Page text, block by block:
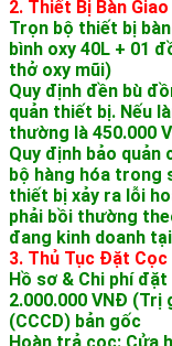
2. Thiết Bị Bàn
Trọn bộ thiết bị
bình oxy 40L + 01
thở oxy mũi)
Quy định đền bù
quản thiết bị. Nếu
thường là 450.000
Quy định bảo quản
bộ hàng hóa trong
thiết bị xảy ra lỗi
phải bồi thường
đang kinh doanh
3. Thủ Tục Đặt Cọc
Hồ sơ & Chi phí
2.000.000 VNĐ (Trị
(CCCD) bản gốc